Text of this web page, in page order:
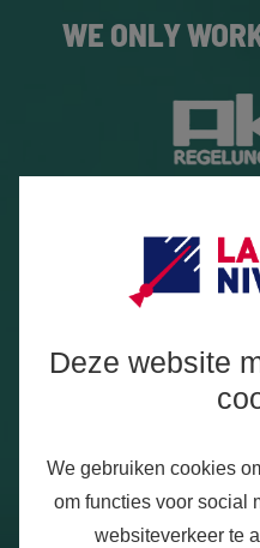
Deze website
We gebruiken cookies
om functies voor social
websiteverkeer te
WE ONLY